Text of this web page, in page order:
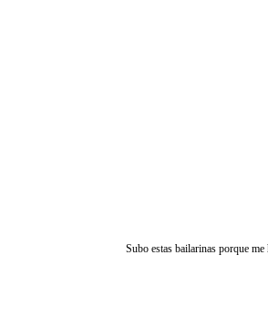
Subo estas bailarinas porque